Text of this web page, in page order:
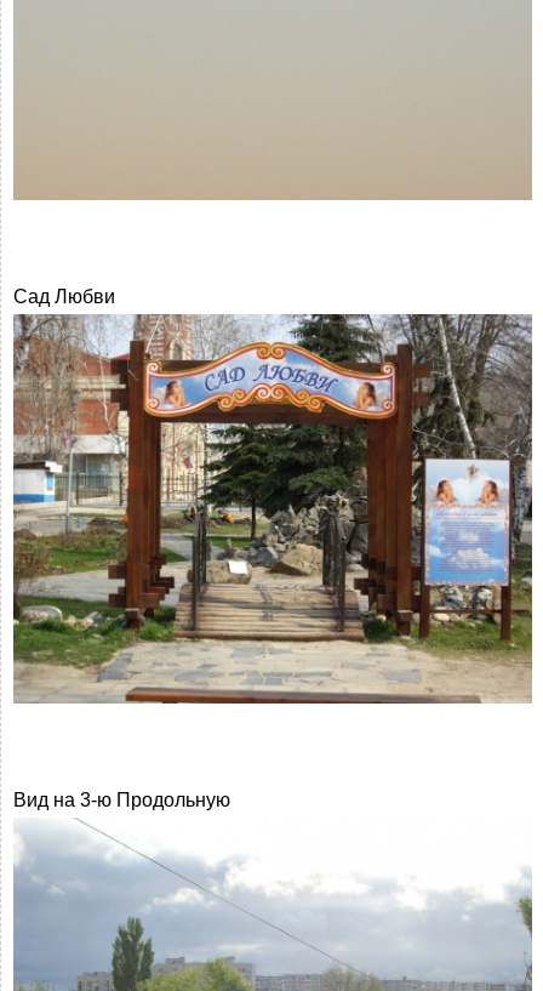
Сад Любви
Вид на 3-ю Продольную